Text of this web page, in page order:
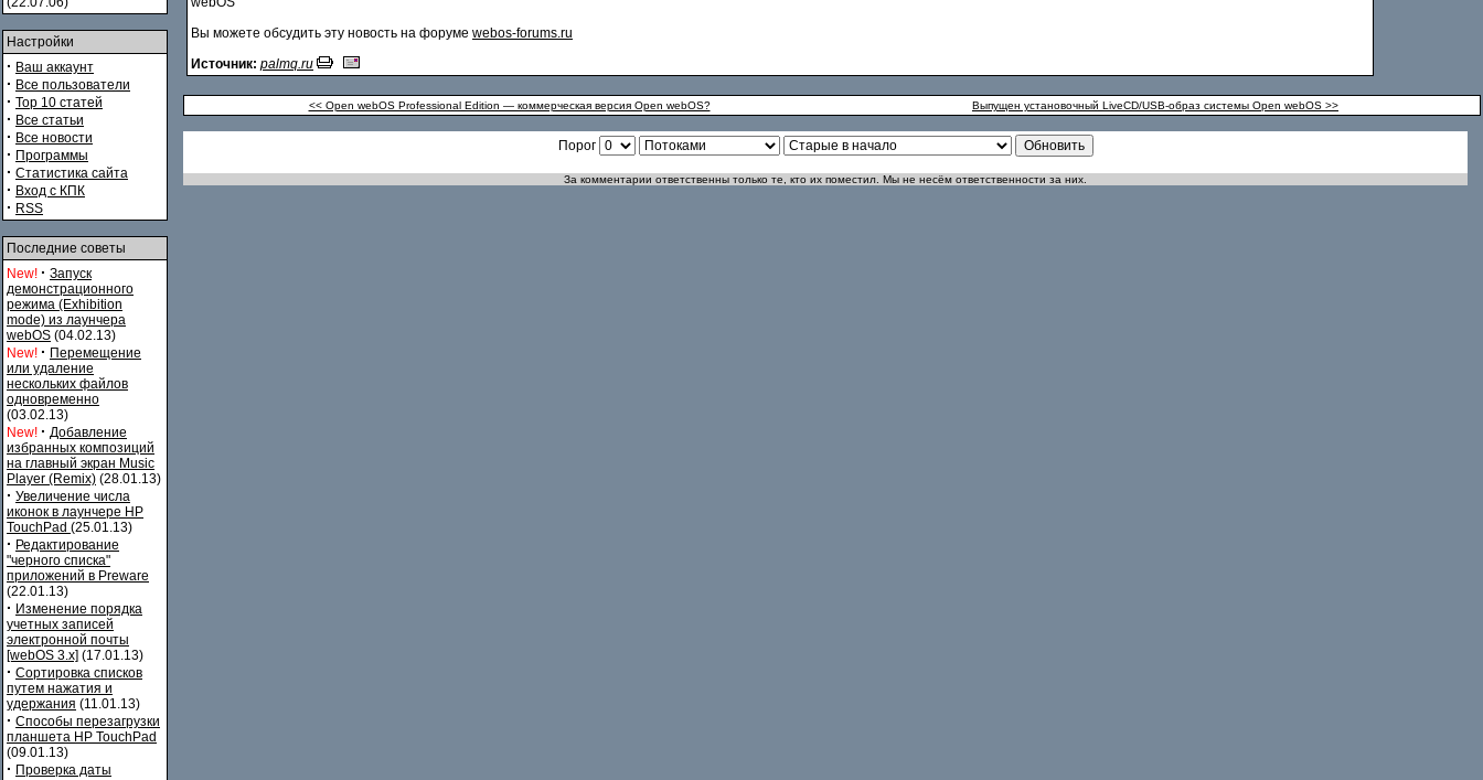
Настройки
· Ваш аккаунт
· Все пользователи
· Top 10 статей
· Все статьи
· Все новости
· Программы
· Статистика сайта
· Вход с КПК
· RSS
Последние советы
New! · Запуск
демонстрационного
режима (Exhibition
mode) из лаунчера
webOS (04.02.13)
New! · Перемещение
или удаление
нескольких файлов
одновременно
(03.02.13)
New! · Добавление
избранных композиций
на главный экран Music
Player (Remix) (28.01.13)
· Увеличение числа
иконок в лаунчере HP
TouchPad (25.01.13)
· Редактирование
"черного списка"
приложений в Preware
(22.01.13)
· Изменение порядка
учетных записей
электронной почты
[webOS 3.x] (17.01.13)
· Сортировка списков
путем нажатия и
удержания (11.01.13)
· Способы перезагрузки
планшета HP TouchPad
(09.01.13)
· Проверка даты
Вы можете обсудить эту новость на форуме webos-forums.ru
Источник: palmq.ru
<< Open webOS Professional Edition — коммерческая версия Open webOS? Выпущен установочный LiveCD/USB-образ системы Open webOS >>
Порог
За комментарии ответственны только те, кто их поместил. Мы не несём ответственности за них.